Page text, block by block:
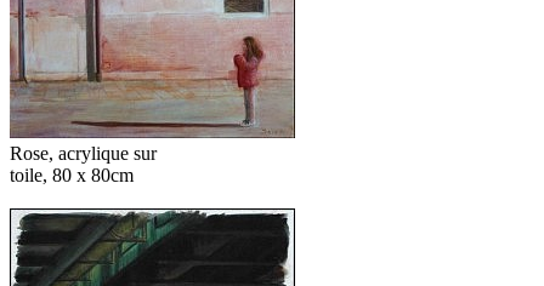
Rose, acrylique sur
toile, 80 x 80cm